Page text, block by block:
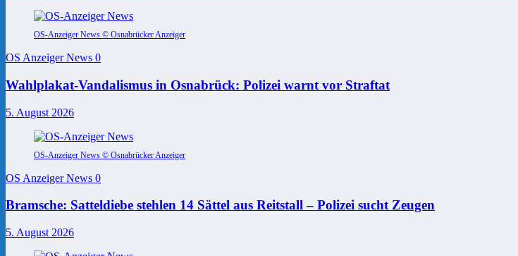
OS-Anzeiger News © Osnabrücker Anzeiger
OS Anzeiger News 0
Wahlplakat-Vandalismus in Osnabrück: Polizei warnt vor Straftat
5. August 2026
OS-Anzeiger News © Osnabrücker Anzeiger
OS Anzeiger News 0
Bramsche: Satteldiebe stehlen 14 Sättel aus Reitstall – Polizei sucht Zeugen
5. August 2026